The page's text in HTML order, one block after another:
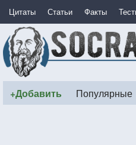
Цитаты Статьи Факты
+Добавить Популярные